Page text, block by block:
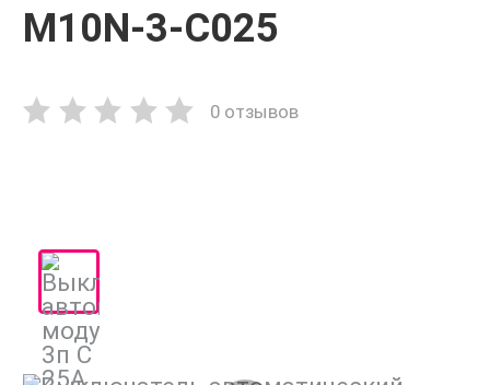
M10N-3-C025
0 отзывов